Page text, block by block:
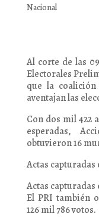
Nacional
Al corte de las
Electorales
que la
aventajan las
Con dos mil 422
esperadas,
obtuvieron 16
Actas
Actas
El PRI también
126 mil 786 votos.